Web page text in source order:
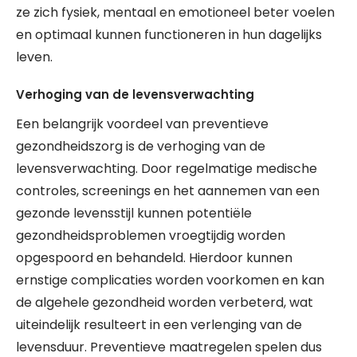
ze zich fysiek, mentaal en emotioneel beter voelen
en optimaal kunnen functioneren in hun dagelijks
leven.
Verhoging van de levensverwachting
Een belangrijk voordeel van preventieve
gezondheidszorg is de verhoging van de
levensverwachting. Door regelmatige medische
controles, screenings en het aannemen van een
gezonde levensstijl kunnen potentiële
gezondheidsproblemen vroegtijdig worden
opgespoord en behandeld. Hierdoor kunnen
ernstige complicaties worden voorkomen en kan
de algehele gezondheid worden verbeterd, wat
uiteindelijk resulteert in een verlenging van de
levensduur. Preventieve maatregelen spelen dus